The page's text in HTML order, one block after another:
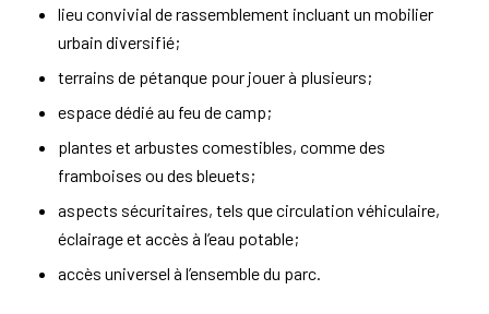
lieu convivial de rassemblement incluant un mobilier
urbain diversifié;
terrains de pétanque pour jouer à plusieurs;
espace dédié au feu de camp;
plantes et arbustes comestibles, comme des
framboises ou des bleuets;
aspects sécuritaires, tels que circulation véhiculaire,
éclairage et accès à l’eau potable;
accès universel à l’ensemble du parc.